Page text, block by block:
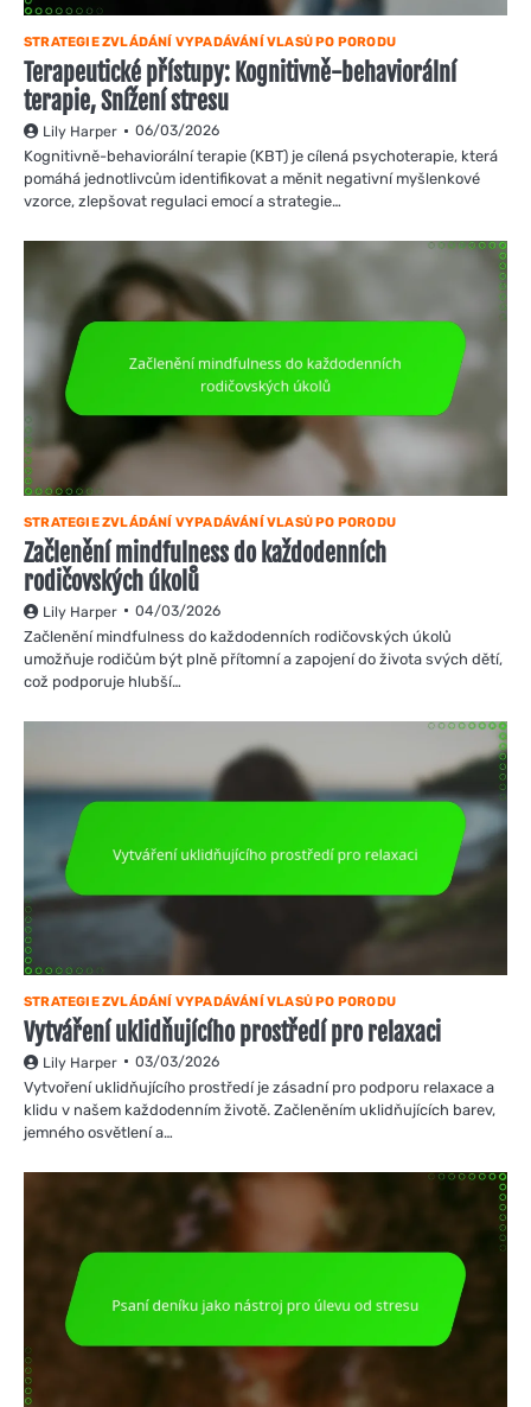
STRATEGIE ZVLÁDÁNÍ VYPADÁVÁNÍ VLASŮ PO PORODU
Terapeutické přístupy: Kognitivně-behaviorální
terapie, Snížení stresu
Lily Harper 06/03/2026
Kognitivně-behaviorální terapie (KBT) je cílená psychoterapie, která
pomáhá jednotlivcům identifikovat a měnit negativní myšlenkové
vzorce, zlepšovat regulaci emocí a strategie…
STRATEGIE ZVLÁDÁNÍ VYPADÁVÁNÍ VLASŮ PO PORODU
Začlenění mindfulness do každodenních
rodičovských úkolů
Lily Harper 04/03/2026
Začlenění mindfulness do každodenních rodičovských úkolů
umožňuje rodičům být plně přítomní a zapojení do života svých dětí,
což podporuje hlubší…
STRATEGIE ZVLÁDÁNÍ VYPADÁVÁNÍ VLASŮ PO PORODU
Vytváření uklidňujícího prostředí pro relaxaci
Lily Harper 03/03/2026
Vytvoření uklidňujícího prostředí je zásadní pro podporu relaxace a
klidu v našem každodenním životě. Začleněním uklidňujících barev,
jemného osvětlení a…